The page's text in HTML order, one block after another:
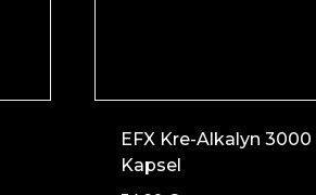
EFX Kre-Alkalyn 3000
Kapsel